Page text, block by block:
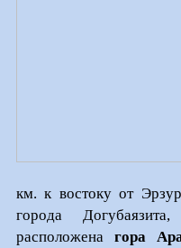
км. к востоку от
города
расположена гора